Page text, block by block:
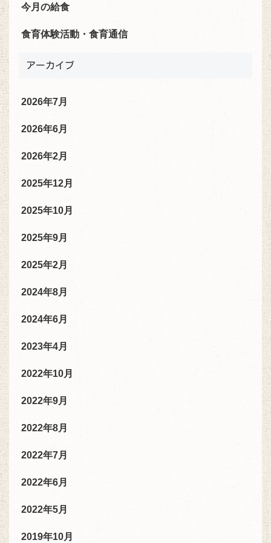
今月の給食
食育体験活動・食育通信
アーカイブ
2026年7月
2026年6月
2026年2月
2025年12月
2025年10月
2025年9月
2025年2月
2024年8月
2024年6月
2023年4月
2022年10月
2022年9月
2022年8月
2022年7月
2022年6月
2022年5月
2019年10月